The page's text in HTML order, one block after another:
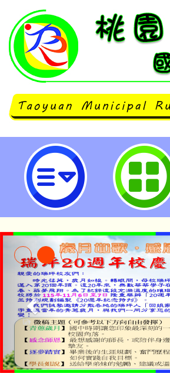
【沉浸式族語及原住
程-桃園市立瑞坪國民
淨零綠生活